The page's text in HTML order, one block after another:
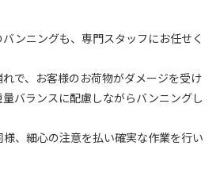
ンニングも、専門スタッフにお任せく
で、お客様のお荷物がダメージを受け
バランスに配慮しながらバンニングし
、細心の注意を払い確実な作業を行い